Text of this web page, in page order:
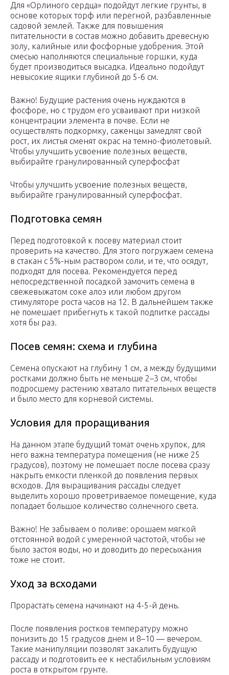
Для «Орлиного сердца» подойдут легкие грунты, в
основе которых торф или перегной, разбавленные
садовой землей. Также для повышения
питательности в состав можно добавить древесную
золу, калийные или фосфорные удобрения. Этой
смесью наполняются специальные горшки, куда
будет производиться высадка. Идеально подойдут
невысокие ящики глубиной до 5-6 см.
Важно! Будущие растения очень нуждаются в
фосфоре, но с трудом его усваивают при низкой
концентрации элемента в почве. Если не
осуществлять подкормку, саженцы замедлят свой
рост, их листья сменят окрас на темно-фиолетовый.
Чтобы улучшить усвоение полезных веществ,
выбирайте гранулированный суперфосфат
Чтобы улучшить усвоение полезных веществ,
выбирайте гранулированный суперфосфат.
Подготовка семян
Перед подготовкой к посеву материал стоит
проверить на качество. Для этого погружаем семена
в стакан с 5%-ным раствором соли, и те, что осядут,
подходят для посева. Рекомендуется перед
непосредственной посадкой замочить семена в
свежевыжатом соке алоэ или любом другом
стимуляторе роста часов на 12. В дальнейшем также
не помешает прибегнуть к такой подпитке рассады
хотя бы раз.
Посев семян: схема и глубина
Семена опускают на глубину 1 см, а между будущими
ростками должно быть не меньше 2–3 см, чтобы
подросшему растению хватало питательных веществ
и было место для корневой системы.
Условия для проращивания
На данном этапе будущий томат очень хрупок, для
него важна температура помещения (не ниже 25
градусов), поэтому не помешает после посева сразу
накрыть емкости пленкой до появления первых
всходов. Для выращивания рассады следует
выделить хорошо проветриваемое помещение, куда
попадает большое количество солнечного света.
Важно! Не забываем о поливе: орошаем мягкой
отстоянной водой с умеренной частотой, чтобы не
было застоя воды, но и доводить до пересыхания
тоже не стоит.
Уход за всходами
Прорастать семена начинают на 4-5-й день.
После появления ростков температуру можно
понизить до 15 градусов днем и 8–10 — вечером.
Такие манипуляции позволят закалить будущую
рассаду и подготовить ее к нестабильным условиям
роста в открытом грунте.